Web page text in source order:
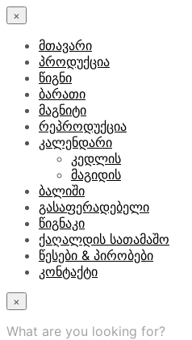
×
მთავარი
პროდუქცია
წიგნი
ბარათი
მაგნიტი
რეპროდუქცია
კალენდარი
კედლის
მაგიდის
ბალიში
გასაფერადებელი
წიგნაკი
ქაღალდის სათამაშო
წესები & პირობები
კონტაქტი
×
What are you looking for?